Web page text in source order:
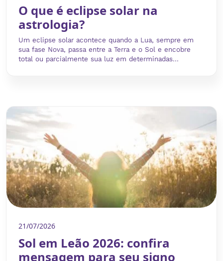
O que é eclipse solar na
astrologia?
Um eclipse solar acontece quando a Lua, sempre em
sua fase Nova, passa entre a Terra e o Sol e encobre
total ou parcialmente sua luz em determinadas...
21/07/2026
Sol em Leão 2026: confira
mensagem para seu signo